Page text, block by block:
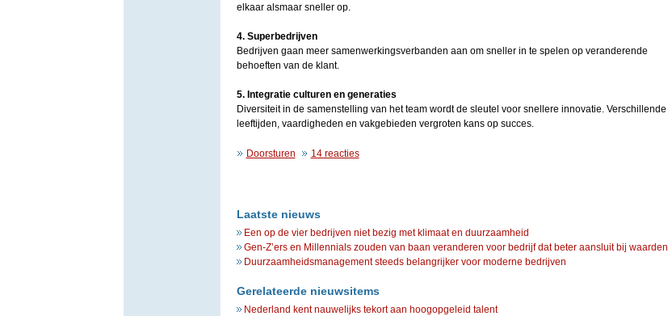
elkaar alsmaar sneller op.
4. Superbedrijven
Bedrijven gaan meer samenwerkingsverbanden aan om sneller in te spelen op veranderende
behoeften van de klant.
5. Integratie culturen en generaties
Diversiteit in de samenstelling van het team wordt de sleutel voor snellere innovatie. Verschillende
leeftijden, vaardigheden en vakgebieden vergroten kans op succes.
Doorsturen 14 reacties
Laatste nieuws
Een op de vier bedrijven niet bezig met klimaat en duurzaamheid
Gen-Z’ers en Millennials zouden van baan veranderen voor bedrijf dat beter aansluit bij waarden
Duurzaamheidsmanagement steeds belangrijker voor moderne bedrijven
Gerelateerde nieuwsitems
Nederland kent nauwelijks tekort aan hoogopgeleid talent